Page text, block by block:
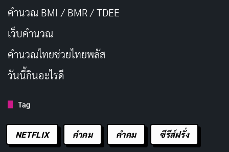
เหล่านี้คือสิ่งที่หนังควรค่าแก่การพูดถึงและเป็นสิ่งที่ทำให้
กลับถูกลดความสำคัญลงด้วยพล็อตที่ไม่จำเป็น
คำนวณ BMI / BMR / TDEE
เว็บคํานวณ
คํานวณไทยช่วยไทยพลัส
วันนี้กินอะไรดี
Tag
NETFLIX คำคม คําคม ซีรีส์ฝรั่ง